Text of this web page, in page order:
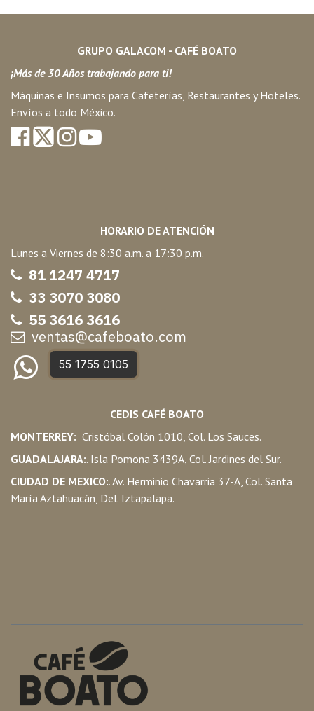
GRUPO GALACOM - CAFÉ BOATO
¡Más de 30 Años trabajando para ti!
Máquinas e Insumos para Cafeterías, Restaurantes y Hoteles.
Envíos a todo México.
HORARIO DE ATENCIÓN
Lunes a Viernes de 8:30 a.m. a 17:30 p.m.
81 1247 4717
33 3070 3080
55 3616 3616
ventas@cafeboato.com
55 1755 0105
CEDIS CAFÉ BOATO
MONTERREY: Cristóbal Colón 1010, Col. Los Sauces.
GUADALAJARA:. Isla Pomona 3439A, Col. Jardines del Sur.
CIUDAD DE MEXICO:. Av. Herminio Chavarria 37-A, Col. Santa
María Aztahuacán, Del. Iztapalapa.